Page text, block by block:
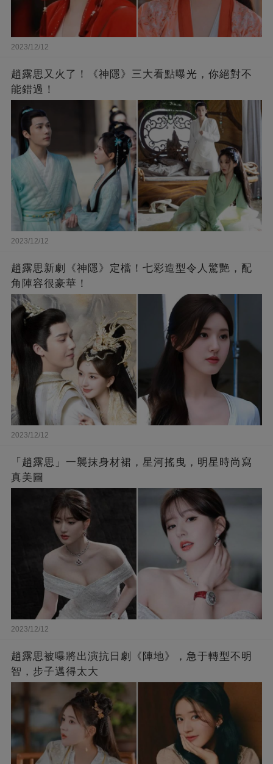
2023/12/12
趙露思又火了！《神隱》三大看點曝光，你絕對不
能錯過！
2023/12/12
趙露思新劇《神隱》定檔！七彩造型令人驚艷，配
角陣容很豪華！
2023/12/12
「趙露思」一襲抹身材裙，星河搖曳，明星時尚寫
真美圖
2023/12/12
趙露思被曝將出演抗日劇《陣地》，急于轉型不明
智，步子邁得太大